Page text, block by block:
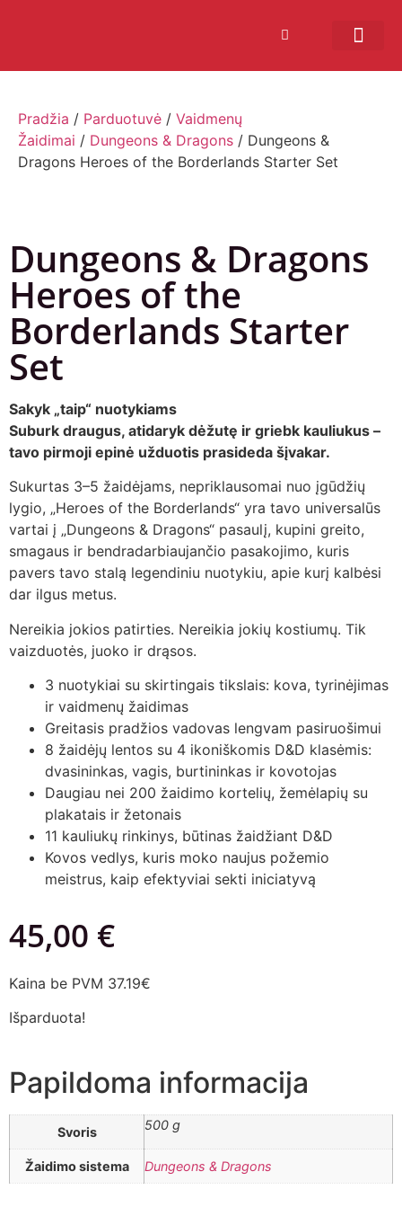
Pradžia / Parduotuvė / Vaidmenų
Žaidimai / Dungeons & Dragons / Dungeons &
Dragons Heroes of the Borderlands Starter Set
Dungeons & Dragons
Heroes of the
Borderlands Starter
Set
Sakyk „taip“ nuotykiams
Suburk draugus, atidaryk dėžutę ir griebk kauliukus –
tavo pirmoji epinė užduotis prasideda šįvakar.
Sukurtas 3–5 žaidėjams, nepriklausomai nuo įgūdžių
lygio, „Heroes of the Borderlands“ yra tavo universalūs
vartai į „Dungeons & Dragons“ pasaulį, kupini greito,
smagaus ir bendradarbiaujančio pasakojimo, kuris
pavers tavo stalą legendiniu nuotykiu, apie kurį kalbėsi
dar ilgus metus.
Nereikia jokios patirties. Nereikia jokių kostiumų. Tik
vaizduotės, juoko ir drąsos.
3 nuotykiai su skirtingais tikslais: kova, tyrinėjimas
ir vaidmenų žaidimas
Greitasis pradžios vadovas lengvam pasiruošimui
8 žaidėjų lentos su 4 ikoniškomis D&D klasėmis:
dvasininkas, vagis, burtininkas ir kovotojas
Daugiau nei 200 žaidimo kortelių, žemėlapių su
plakatais ir žetonais
11 kauliukų rinkinys, būtinas žaidžiant D&D
Kovos vedlys, kuris moko naujus požemio
meistrus, kaip efektyviai sekti iniciatyvą
45,00 €
Kaina be PVM 37.19€
Išparduota!
Papildoma informacija
Svoris 500 g
Žaidimo sistema Dungeons & Dragons